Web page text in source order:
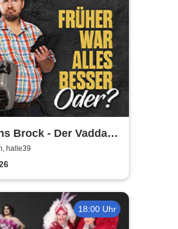
Brock - Der Vadda -
alles besser,
halle39
18:00 Uhr